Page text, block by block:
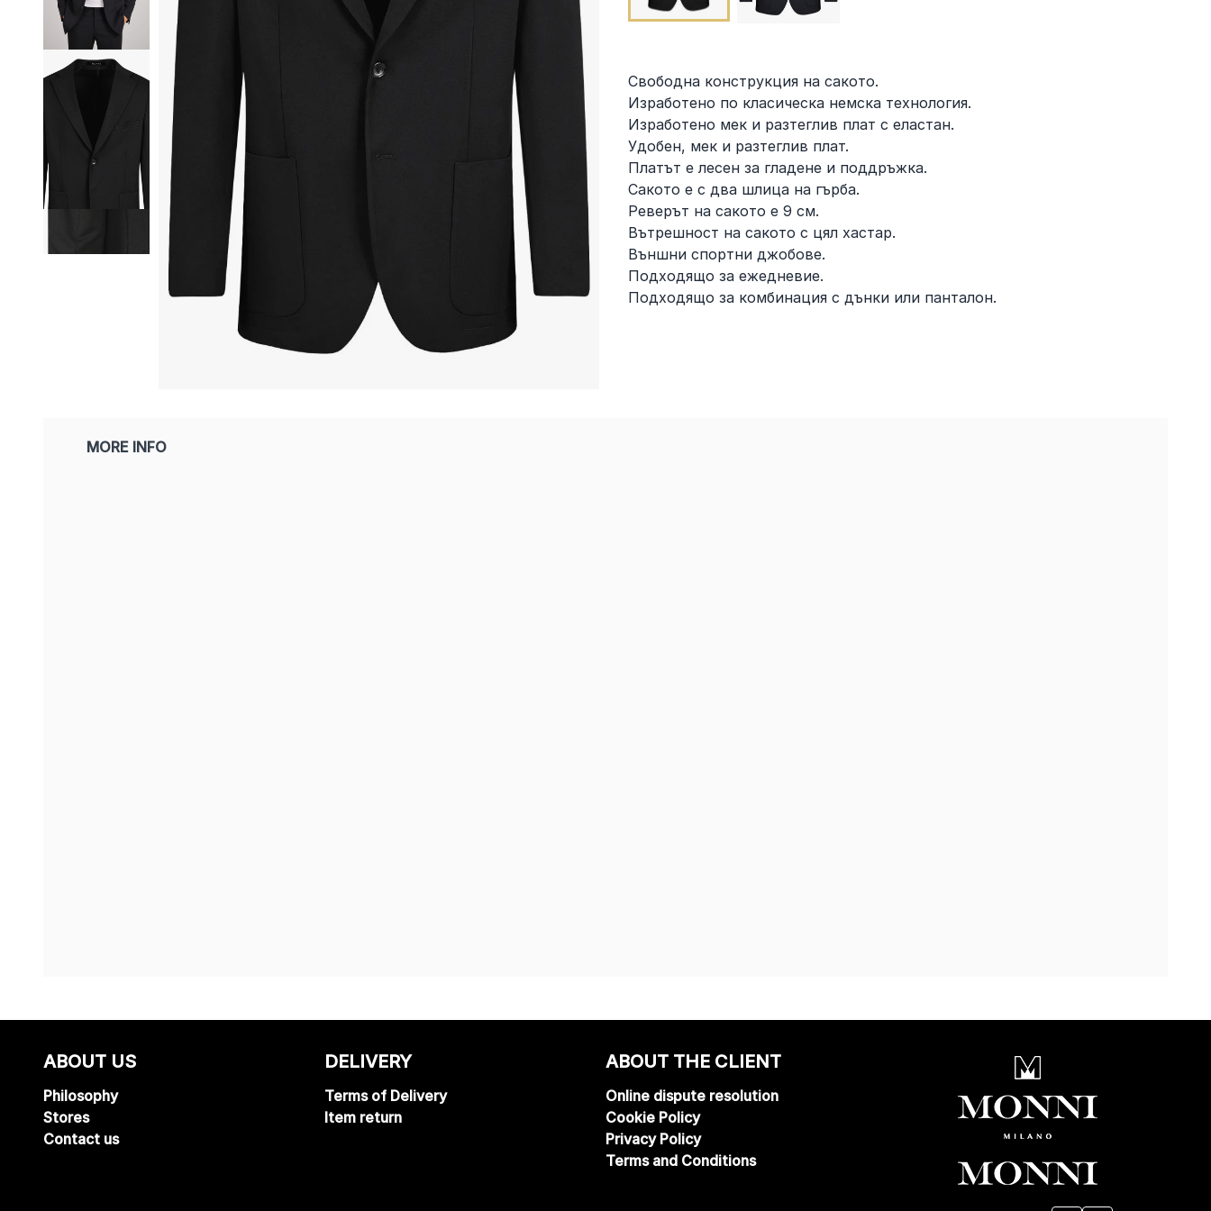
Свободна конструкция на сакото.
Изработено по класическа немска технология.
Изработено мек и разтеглив плат с еластан.
Удобен, мек и разтеглив плат.
Платът е лесен за гладене и поддръжка.
Сакото е с два шлица на гърба.
Реверът на сакото е 9 см.
Вътрешност на сакото с цял хастар.
Външни спортни джобове.
Подходящо за ежедневие.
Подходящо за комбинация с дънки или панталон.
MORE INFO
ABOUT US
Philosophy
Stores
Contact us
DELIVERY
Terms of Delivery
Item return
ABOUT THE CLIENT
Online dispute resolution
Cookie Policy
Privacy Policy
Terms and Conditions